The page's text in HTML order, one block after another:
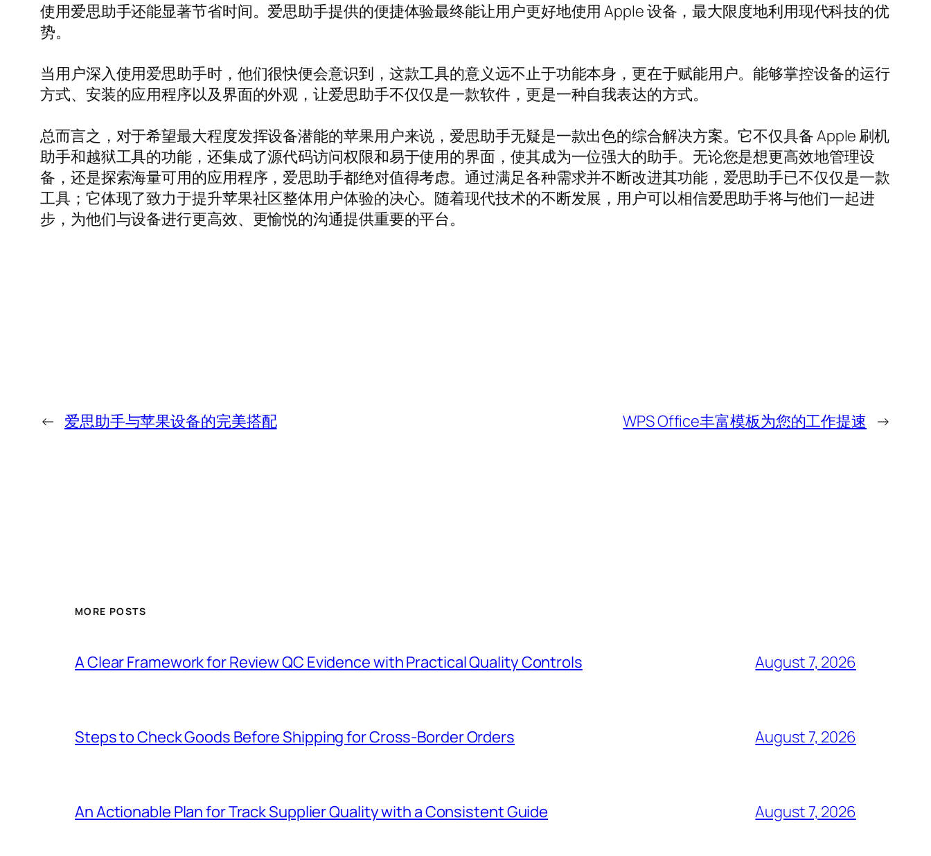
使用爱思助手还能显著节省时间。爱思助手提供的便捷体验最终能让用户更好地使用 Apple 设备，最大限度地利用现代科技的优
势。
当用户深入使用爱思助手时，他们很快便会意识到，这款工具的意义远不止于功能本身，更在于赋能用户。能够掌控设备的运行
方式、安装的应用程序以及界面的外观，让爱思助手不仅仅是一款软件，更是一种自我表达的方式。
总而言之，对于希望最大程度发挥设备潜能的苹果用户来说，爱思助手无疑是一款出色的综合解决方案。它不仅具备 Apple 刷机
助手和越狱工具的功能，还集成了源代码访问权限和易于使用的界面，使其成为一位强大的助手。无论您是想更高效地管理设
备，还是探索海量可用的应用程序，爱思助手都绝对值得考虑。通过满足各种需求并不断改进其功能，爱思助手已不仅仅是一款
工具；它体现了致力于提升苹果社区整体用户体验的决心。随着现代技术的不断发展，用户可以相信爱思助手将与他们一起进
步，为他们与设备进行更高效、更愉悦的沟通提供重要的平台。
← 爱思助手与苹果设备的完美搭配 WPS Office丰富模板为您的工作提速 →
MORE POSTS
A Clear Framework for Review QC Evidence with Practical Quality Controls August 7, 2026
Steps to Check Goods Before Shipping for Cross-Border Orders August 7, 2026
An Actionable Plan for Track Supplier Quality with a Consistent Guide August 7, 2026